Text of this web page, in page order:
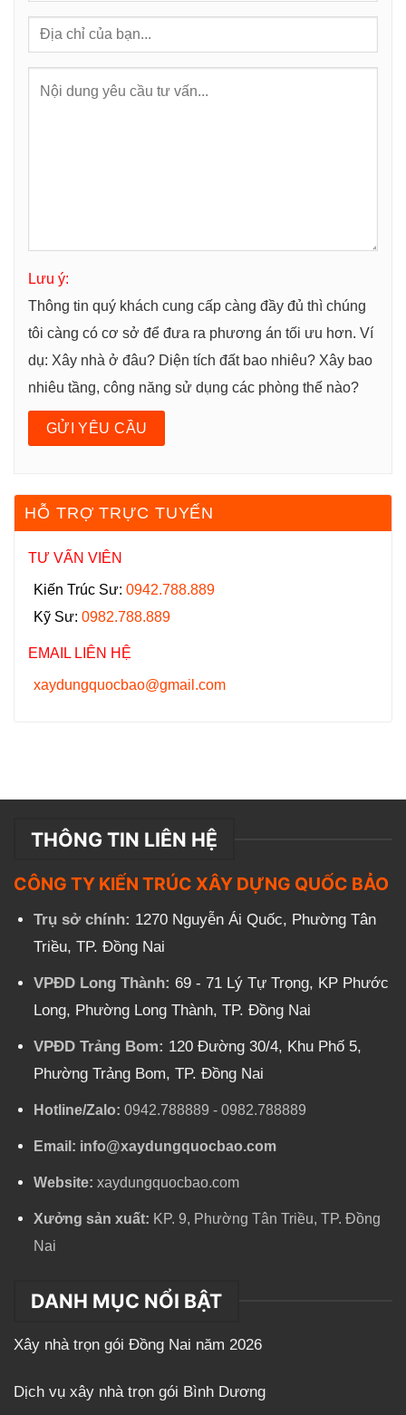
Lưu ý:
Thông tin quý khách cung cấp càng đầy đủ thì chúng
tôi càng có cơ sở để đưa ra phương án tối ưu hơn. Ví
dụ: Xây nhà ở đâu? Diện tích đất bao nhiêu? Xây bao
nhiêu tầng, công năng sử dụng các phòng thế nào?
HỖ TRỢ TRỰC TUYẾN
TƯ VẤN VIÊN
Kiến Trúc Sư: 0942.788.889
Kỹ Sư: 0982.788.889
EMAIL LIÊN HỆ
xaydungquocbao@gmail.com
THÔNG TIN LIÊN HỆ
CÔNG TY KIẾN TRÚC XÂY DỰNG QUỐC BẢO
Trụ sở chính: 1270 Nguyễn Ái Quốc, Phường Tân
Triều, TP. Đồng Nai
VPĐD Long Thành: 69 - 71 Lý Tự Trọng, KP Phước
Long, Phường Long Thành, TP. Đồng Nai
VPĐD Trảng Bom: 120 Đường 30/4, Khu Phố 5,
Phường Trảng Bom, TP. Đồng Nai
Hotline/Zalo: 0942.788889 - 0982.788889
Email: info@xaydungquocbao.com
Website: xaydungquocbao.com
Xưởng sản xuất: KP. 9, Phường Tân Triều, TP. Đồng
Nai
DANH MỤC NỔI BẬT
Xây nhà trọn gói Đồng Nai năm 2026
Dịch vụ xây nhà trọn gói Bình Dương